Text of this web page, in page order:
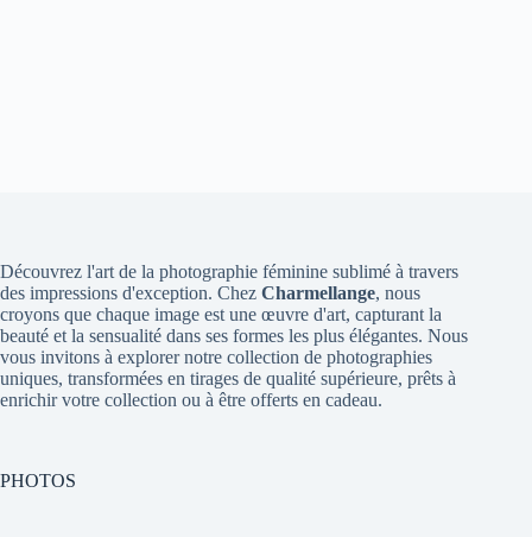
Découvrez l'art de la photographie féminine sublimé à travers
des impressions d'exception. Chez Charmellange, nous
croyons que chaque image est une œuvre d'art, capturant la
beauté et la sensualité dans ses formes les plus élégantes. Nous
vous invitons à explorer notre collection de photographies
uniques, transformées en tirages de qualité supérieure, prêts à
enrichir votre collection ou à être offerts en cadeau.
PHOTOS